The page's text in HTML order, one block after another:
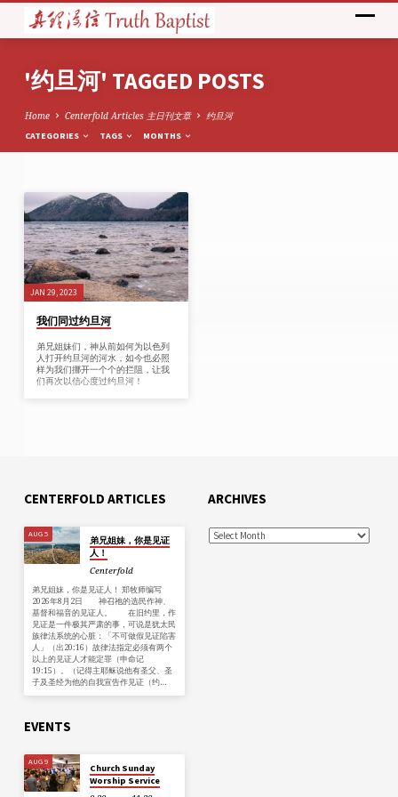
'约旦河' TAGGED POSTS
Home Centerfold Articles 主日刊文章 约旦河
CATEGORIES TAGS MONTHS
'约
旦
河'
TAGGED
POSTS
JAN 29, 2023
我们同过约旦河
弟兄姐妹们，神从前如何为以色列
人打开约旦河的河水，如今也必照
样为我们挪开一个个的拦阻，让我
们再次以信心度过约旦河！
CENTERFOLD ARTICLES
AUG 5
弟兄姐妹，你是见证
人！
Centerfold
弟兄姐妹，你是见证人！ 郑牧师编写
2026年8月2日 神召祂的选民作神、
基督和福音的见证人。 在旧约里，作
见证是一件极其严肃的事，可说是犹太民
族律法系统的心脏：「不可做假见证陷害
人」（出20:16）故律法指定必须有两个
以上的见证人才能定罪（申命记
19:15）。（记得主耶稣说他有圣父、圣
子及圣经为他的自我宣告作见证（约…
ARCHIVES
EVENTS
AUG 9
Church Sunday
Worship Service